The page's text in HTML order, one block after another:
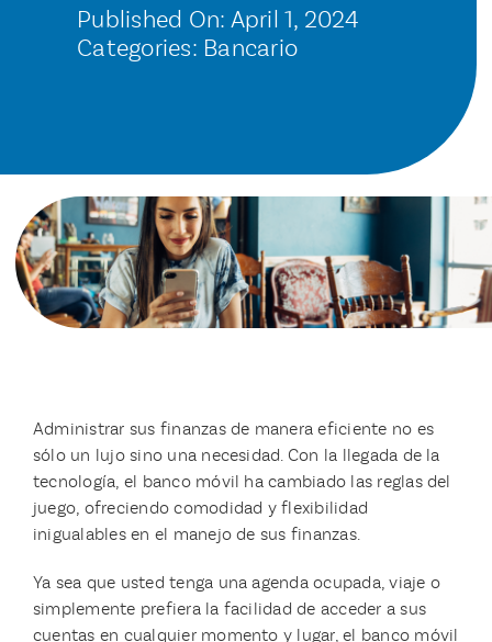
Published On: April 1, 2024
Categories: Bancario
Administrar sus finanzas de manera eficiente no es
sólo un lujo sino una necesidad. Con la llegada de la
tecnología, el banco móvil ha cambiado las reglas del
juego, ofreciendo comodidad y flexibilidad
inigualables en el manejo de sus finanzas.
Ya sea que usted tenga una agenda ocupada, viaje o
simplemente prefiera la facilidad de acceder a sus
cuentas en cualquier momento y lugar, el banco móvil